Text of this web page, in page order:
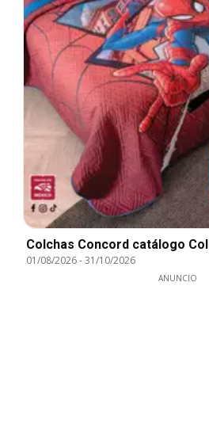
Colchas Concord catálogo
01/08/2026-31/10/2026
ANUNCIO